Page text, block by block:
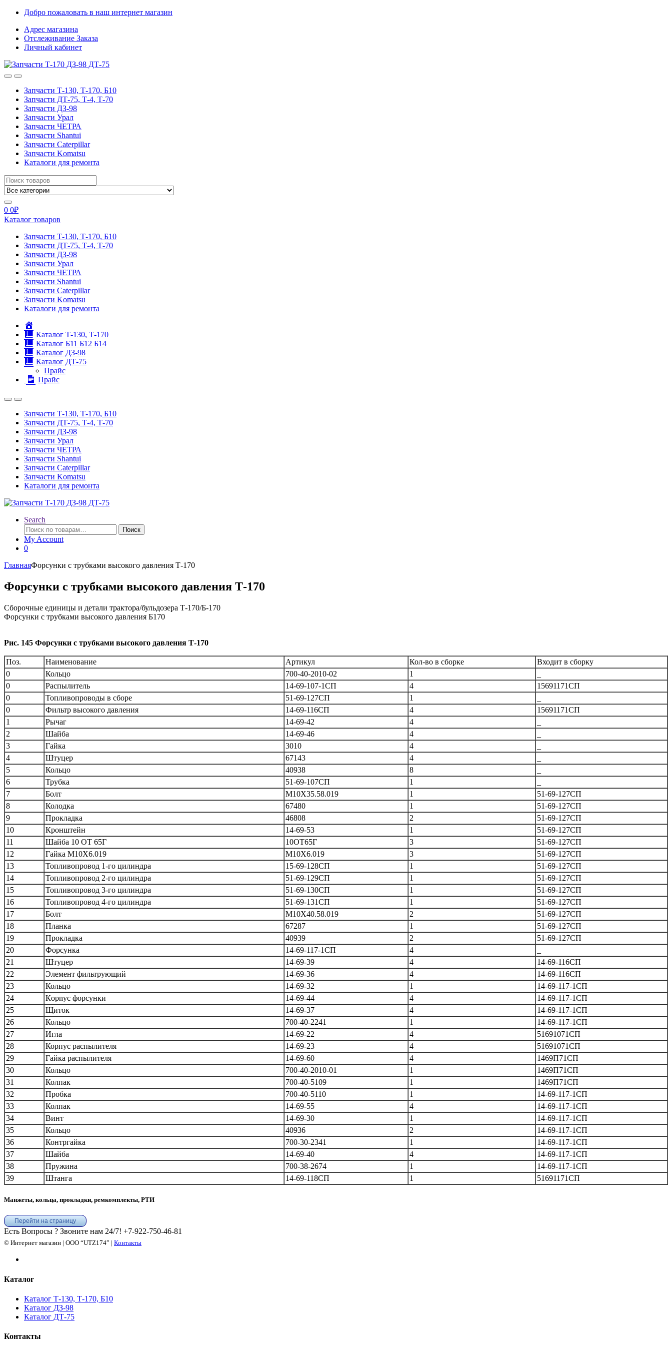
Skip
navigation
Skip
content
Добро пожаловать в наш интернет магазин
Адрес магазина
Отслеживание Заказа
Личный кабинет
Запчасти Т-130, Т-170, Б10
Запчасти ДТ-75, Т-4, Т-70
Запчасти ДЗ-98
Запчасти Урал
Запчасти ЧЕТРА
Запчасти Shantui
Запчасти Caterpillar
Запчасти Komatsu
Каталоги для ремонта
Search
for:
0 0₽
Каталог товаров
Запчасти Т-130, Т-170, Б10
Запчасти ДТ-75, Т-4, Т-70
Запчасти ДЗ-98
Запчасти Урал
Запчасти ЧЕТРА
Запчасти Shantui
Запчасти Caterpillar
Запчасти Komatsu
Каталоги для ремонта
Каталог Т-130, Т-170
Каталог Б11 Б12 Б14
Каталог ДЗ-98
Каталог ДТ-75
Прайс
Прайс
Запчасти Т-130, Т-170, Б10
Запчасти ДТ-75, Т-4, Т-70
Запчасти ДЗ-98
Запчасти Урал
Запчасти ЧЕТРА
Запчасти Shantui
Запчасти Caterpillar
Запчасти Komatsu
Каталоги для ремонта
Search
Искать:
Поиск
My Account
0
ГлавнаяФорсунки с трубками высокого давления Т-170
Форсунки с трубками высокого давления Т-170
Сборочные единицы и детали трактора/бульдозера Т-170/Б-170
Форсунки с трубками высокого давления Б170
Рис. 145 Форсунки с трубками высокого давления Т-170
Поз. Наименование Артикул Кол-во в сборке
Входит в сборку
0
Кольцо 700-40-2010-02 1
0
Распылитель 14-69-107-1СП 4
15691171СП
0
Топливопроводы в сборе 51-69-127СП 1
0
Фильтр высокого давления 14-69-116СП 4
15691171СП
1
Рычаг 14-69-42 4
2
Шайба 14-69-46 4
3
Гайка 3010 4
4
Штуцер 67143 4
5
Кольцо 40938 8
6
Трубка 51-69-107СП 1
7
Болт М10Х35.58.019 1
51-69-127СП
8
Колодка 67480 1
51-69-127СП
9
Прокладка 46808 2
51-69-127СП
10
Кронштейн 14-69-53 1
51-69-127СП
11
Шайба 10 ОТ 65Г 10ОТ65Г 3
51-69-127СП
12
Гайка М10Х6.019 М10Х6.019 3
51-69-127СП
13
Топливопровод 1-го цилиндра 15-69-128СП 1
51-69-127СП
14
Топливопровод 2-го цилиндра 51-69-129СП 1
51-69-127СП
15
Топливопровод 3-го цилиндра 51-69-130СП 1
51-69-127СП
16
Топливопровод 4-го цилиндра 51-69-131СП 1
51-69-127СП
17
Болт М10Х40.58.019 2
51-69-127СП
18
Планка 67287 1
51-69-127СП
19
Прокладка 40939 2
51-69-127СП
20
Форсунка 14-69-117-1СП 4
21
Штуцер 14-69-39 4
14-69-116СП
22
Элемент фильтрующий 14-69-36 4
14-69-116СП
23
Кольцо 14-69-32 1
14-69-117-1СП
24
Кopnyс форсунки 14-69-44 4
14-69-117-1СП
25
Щиток 14-69-37 4
14-69-117-1СП
26
Кольцо 700-40-2241 1
14-69-117-1СП
27
Игла 14-69-22 4
51691071СП
28
Корпус распылителя 14-69-23 4
51691071СП
29
Гайка распылителя 14-69-60 4
1469П71СП
30
Кольцо 700-40-2010-01 1
1469П71СП
31
Колпак 700-40-5109 1
1469П71СП
32
Пробка 700-40-5110 1
14-69-117-1СП
33
Колпак 14-69-55 4
14-69-117-1СП
34
Винт 14-69-30 1
14-69-117-1СП
35
Кольцо 40936 2
14-69-117-1СП
36
Контргайка 700-30-2341 1
14-69-117-1СП
37
Шайба 14-69-40 4
14-69-117-1СП
38
Пружина 700-38-2674 1
14-69-117-1СП
39
Штанга 14-69-118СП 1 51691171СП
Манжеты, кольца, прокладки, ремкомплекты, РТИ
Перейти на страницу
Есть Вопросы ? Звоните нам 24/7! +7-922-750-46-81
© Интернет магазин | ООО “UTZ174” | Контакты
Каталог
Каталог Т-130, Т-170, Б10
Каталог ДЗ-98
Каталог ДТ-75
Контакты